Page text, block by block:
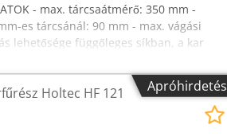
- max. tárcsaátmérő: 350 mm -
es tárcsánál: 90 mm - max. vágási
lehetősége függőleges síkban, a kar
- motor: 400 V, 2,9 kW - asztallap
mm - súly: 220 kg
ár: 5900 PLN Nettó ár: 1405 EUR, a
változhatnak)
Apróhirdetés
Holtec HF 121